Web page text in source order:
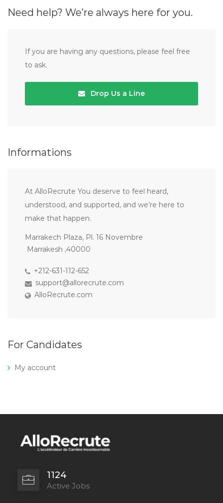
Need help? We’re always here for you.
If you are having any questions, please feel free
to ask.
Drop Us a Line
Informations
At AlloRecrute You deserve to feel heard,
understood, and supported, and we’re here to
make that happen.
Marrakech Plaza, Pl. 16 Novembre
Marrakesh ,40000
+212-631-112-652
support@allorecrute.com
AlloRecrute.com
For Candidates
My account
1124
Active Jobs